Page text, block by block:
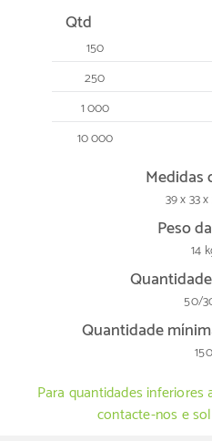
Qtd
150
250
1 000
10 000
Medidas
39 x 33
Peso
14
50/
Quantidade
150
Para quantidades
contacte-nos e